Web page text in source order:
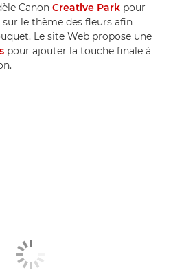
Canon Creative Park pour
le thème des fleurs afin
Le site Web propose une
pour ajouter la touche finale à